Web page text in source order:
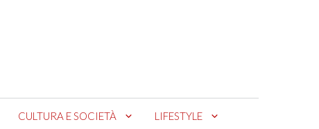
CULTURA E SOCIETÀ LIFESTYLE